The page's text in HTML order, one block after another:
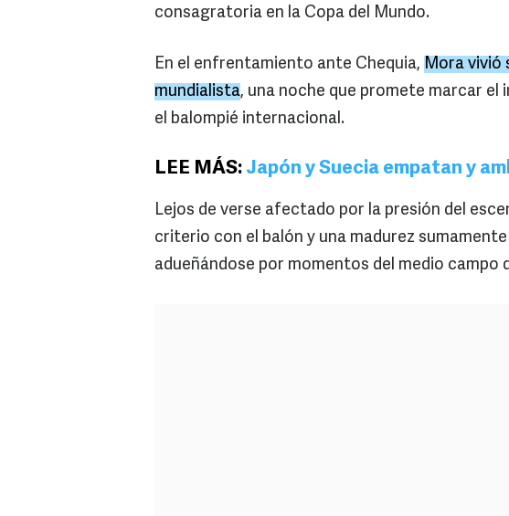
consagratoria en la Copa del Mundo.
En el enfrentamiento ante Chequia, Mora vivió
mundialista, una noche que promete marcar
el balompié internacional.
LEE MÁS: Japón y Suecia empatan y
Lejos de verse afectado por la presión del
criterio con el balón y una madurez
adueñándose por momentos del medio campo